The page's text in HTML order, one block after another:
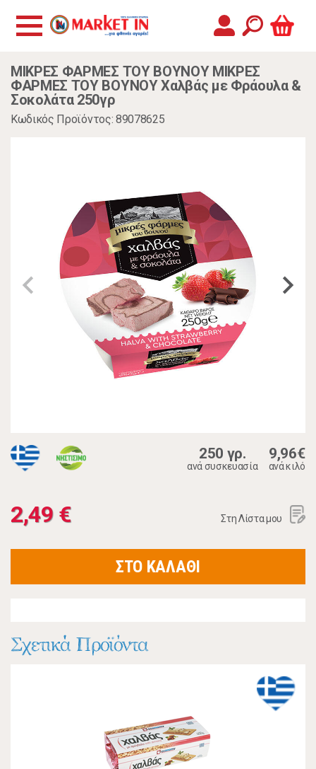
ΜΙΚΡΕΣ ΦΑΡΜΕΣ ΤΟΥ ΒΟΥΝΟΥ ΜΙΚΡΕΣ
ΦΑΡΜΕΣ ΤΟΥ ΒΟΥΝΟΥ Χαλβάς με Φράουλα &
Σοκολάτα 250γρ
Κωδικός Προϊόντος: 89078625
250 γρ.
ανά συσκευασία
9,96€
ανά κιλό
2,49 € Στη Λίστα μου
ΣΤΟ ΚΑΛΑΘΙ
Σχετικά Προϊόντα